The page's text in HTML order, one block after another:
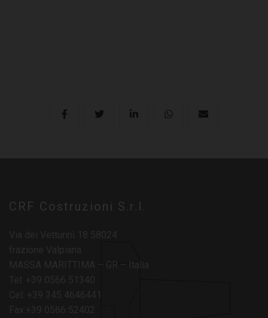
CRF Costruzioni S.r.l.
MASSA MARITTIMA – GR – Italia